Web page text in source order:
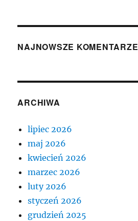
NAJNOWSZE KOMENTARZE
ARCHIWA
lipiec 2026
maj 2026
kwiecień 2026
marzec 2026
luty 2026
styczeń 2026
grudzień 2025